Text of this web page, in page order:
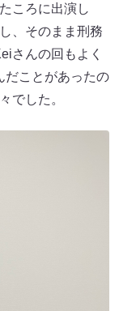
ころに出演し
、そのまま刑務
さんの回もよく
だことがあったの
でした。